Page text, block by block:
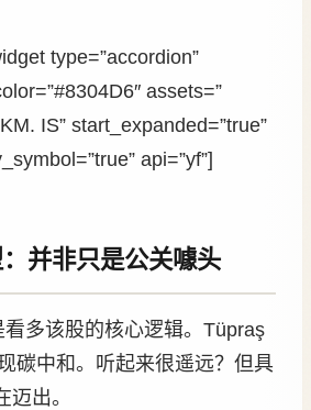
type=”accordion”
assets=”
IS” start_expanded=”true”
api=”yf”]
并非只是公关噱头
看多该股的核心逻辑。Tüpraş
碳中和。听起来很遥远？但具
迈出。